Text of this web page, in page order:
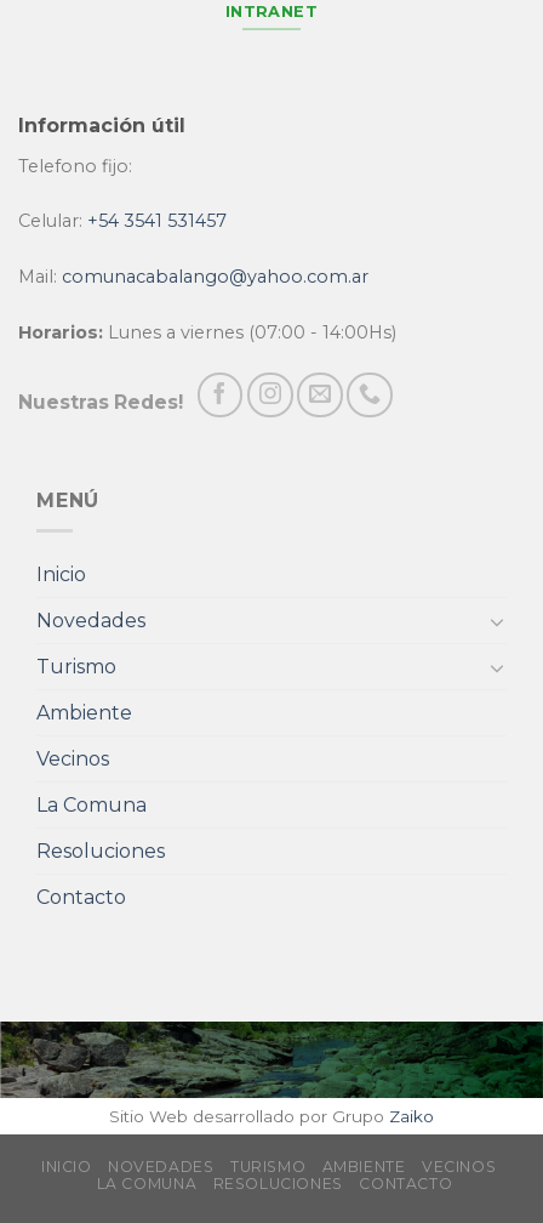
INTRANET
Información útil
Telefono fijo:
Celular: +54 3541 531457
Mail: comunacabalango@yahoo.com.ar
Horarios: Lunes a viernes (07:00 - 14:00Hs)
Nuestras Redes!
MENÚ
Inicio
Novedades
Turismo
Ambiente
Vecinos
La Comuna
Resoluciones
Contacto
Sitio Web desarrollado por Grupo Zaiko
INICIO NOVEDADES TURISMO AMBIENTE
VECINOS
LA COMUNA
RESOLUCIONES CONTACTO